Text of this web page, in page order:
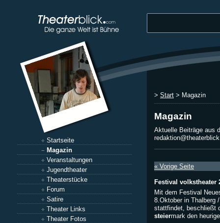
Startseite
Magazin
Veranstaltungen
Jugendtheater
Theaterstücke
Forum
Satire
Theater Links
Theater Fotos
> Start > Magazin
Magazin
Aktuelle Beiträge aus
« Vorige Seite
Festival volkstheater
Mit dem Festival
8.Oktober in Thalberg
stattfindet, beschließt
steiermark den